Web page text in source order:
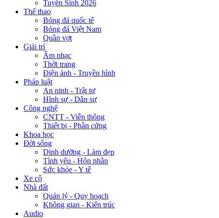
Tuyển Sinh 2026
Thể thao
Bóng đá quốc tế
Bóng đá Việt Nam
Quần vợt
Giải trí
Âm nhạc
Thời trang
Điện ảnh - Truyền hình
Pháp luật
An ninh - Trật tự
Hình sự - Dân sự
Công nghệ
CNTT - Viễn thông
Thiết bị - Phần cứng
Khoa học
Đời sống
Dinh dưỡng - Làm đẹp
Tình yêu - Hôn nhân
Sức khỏe - Y tế
Xe cộ
Nhà đất
Quản lý - Quy hoạch
Không gian - Kiến trúc
Audio